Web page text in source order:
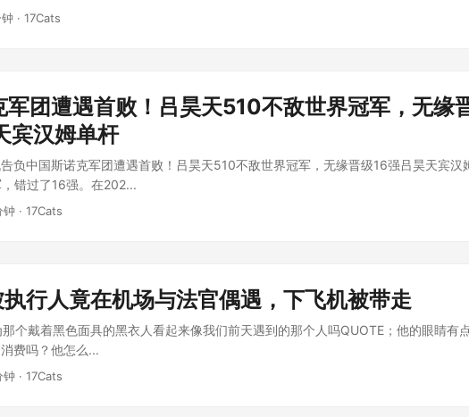
· 17Cats
军团遭遇首败！吕昊天510不敌世界冠军，无缘
宾汉姆单杆
负中国斯诺克军团遭遇首败！吕昊天510不敌世界冠军，无缘晋级16强吕昊天宾汉
错过了16强。在202...
· 17Cats
执行人竟在机场与法官偶遇，下飞机被带走
个戴着黑色面具的黑衣人看起来像我们前天遇到的那个人吗QUOTE；他的眼睛有
费吗？他怎么...
· 17Cats